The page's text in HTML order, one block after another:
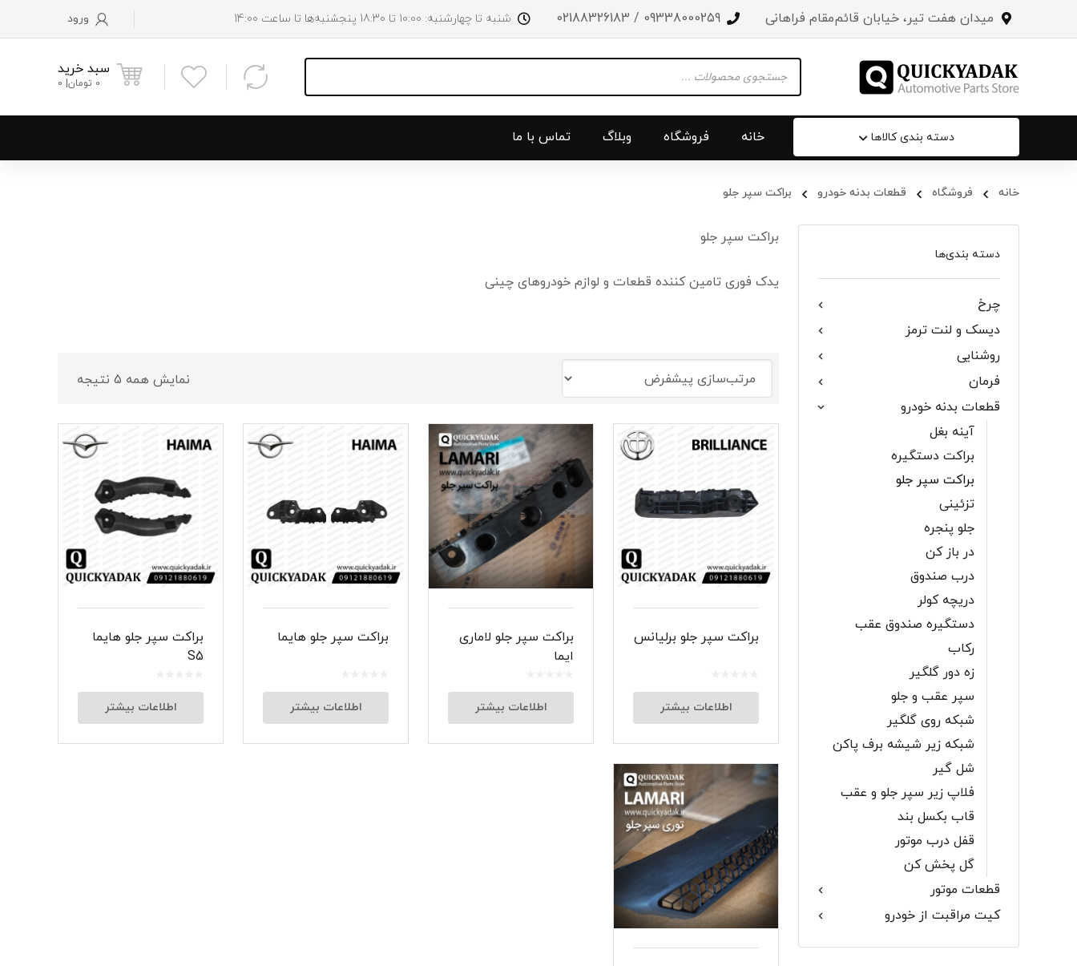
میدان هفت تیر، خیابان قائم‌مقام فراهانی 09338000259 / 02188326183 شنبه تا چهارشنبه: 10:00 تا 18:30 پنجشنبه‌‌ها تا ساعت 14:00 ورود
سبد خرید
0 تومان 0
search
دسته بندی کالاها
درب صندوق
گلگیر
چراغ عقب
شبرنگ
سیبک فرمان
لنت و کفشک ترمز
خانه فروشگاه وبلاگ تماس با ما
خانه فروشگاه قطعات بدنه خودرو براکت سپر جلو
دسته بندی‌ها
چرخ
دیسک و لنت ترمز
روشنایی
فرمان
قطعات بدنه خودرو
آینه‌ بغل
براکت دستگیره
براکت سپر جلو
تزئینی
جلو پنجره
در باز کن
درب صندوق
دریچه کولر
دستگیره صندوق عقب
رکاب
زه دور گلگیر
سپر عقب و جلو
شبکه روی گلگیر
شبکه‌ زیر شیشه برف پاکن
شل گیر
فلاپ زیر سپر جلو و عقب
قاب بکسل بند
قفل درب موتور
گل پخش‌ کن
قطعات موتور
کیت مراقبت از خودرو
براکت سپر جلو
یدک فوری تامین کننده قطعات و لوازم خودروهای چینی
نمایش همه 5 نتیجه
براکت سپر جلو برلیانس
اطلاعات بیشتر
براکت سپر جلو لاماری
ایما
اطلاعات بیشتر
براکت سپر جلو هایما
اطلاعات بیشتر
براکت سپر جلو هایما
S5
اطلاعات بیشتر